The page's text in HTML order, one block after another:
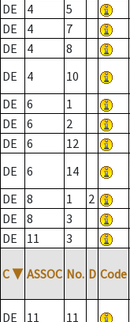
DE
4 5
DE
4 7
DE
4 8
DE
4 10
DE
6 1
DE
6 2
DE
6 12
DE
6 14
DE
8 1 2
DE
8 3
DE
11 3
C ▼ ASSOC No. D Code
DE 11 11